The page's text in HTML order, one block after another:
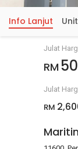
Info Lanjut
Julat
RM
Julat
RM